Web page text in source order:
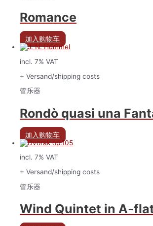
Romance
加入购物车
incl. 7% VAT
+ Versand/shipping costs
管乐器
Rondò quasi una
加入购物车
incl. 7% VAT
+ Versand/shipping costs
管乐器
Wind Quintet in A-